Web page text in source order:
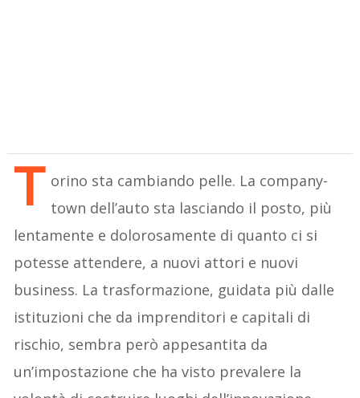
T orino sta cambiando pelle. La company-
town dell’auto sta lasciando il posto, più
lentamente e dolorosamente di quanto ci si
potesse attendere, a nuovi attori e nuovi
business. La trasformazione, guidata più dalle
istituzioni che da imprenditori e capitali di
rischio, sembra però appesantita da
un’impostazione che ha visto prevalere la